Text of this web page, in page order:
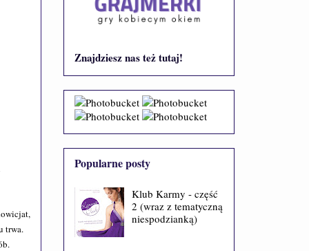
trwa.
Znajdziesz nas też tutaj!
Popularne posty
Klub Karmy - część
2 (wraz z tematyczną
niespodzianką)